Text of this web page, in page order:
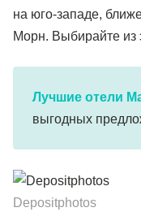
на юго-западе,
Морн. Выбирайте из
Лучшие отели
выгодных
Depositphotos